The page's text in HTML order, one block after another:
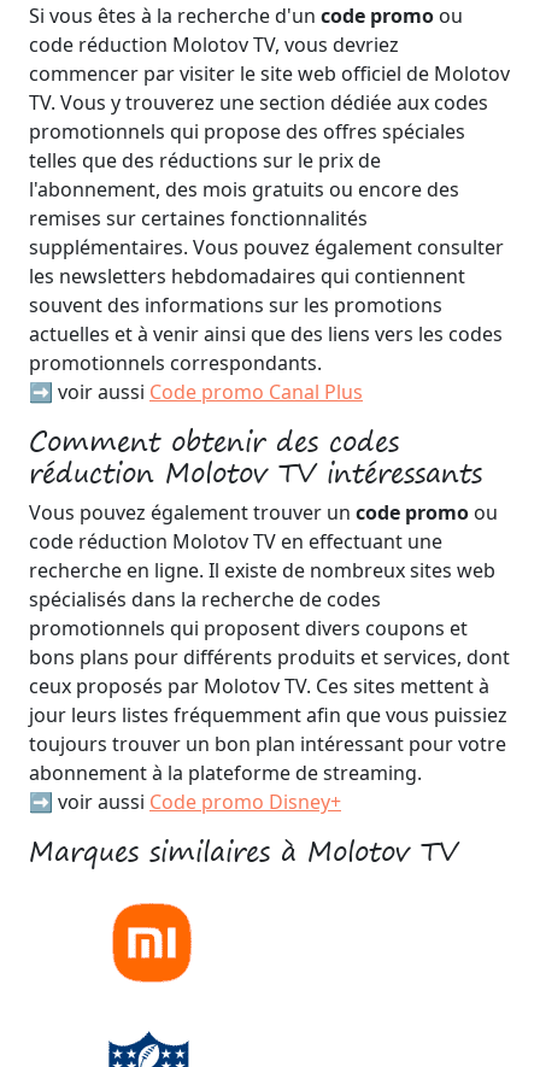
Si vous êtes à la recherche d'un code promo ou
code réduction Molotov TV, vous devriez
commencer par visiter le site web officiel de Molotov
TV. Vous y trouverez une section dédiée aux codes
promotionnels qui propose des offres spéciales
telles que des réductions sur le prix de
l'abonnement, des mois gratuits ou encore des
remises sur certaines fonctionnalités
supplémentaires. Vous pouvez également consulter
les newsletters hebdomadaires qui contiennent
souvent des informations sur les promotions
actuelles et à venir ainsi que des liens vers les codes
promotionnels correspondants.
➡️ voir aussi Code promo Canal Plus
Comment obtenir des codes
réduction Molotov TV intéressants
Vous pouvez également trouver un code promo ou
code réduction Molotov TV en effectuant une
recherche en ligne. Il existe de nombreux sites web
spécialisés dans la recherche de codes
promotionnels qui proposent divers coupons et
bons plans pour différents produits et services, dont
ceux proposés par Molotov TV. Ces sites mettent à
jour leurs listes fréquemment afin que vous puissiez
toujours trouver un bon plan intéressant pour votre
abonnement à la plateforme de streaming.
➡️ voir aussi Code promo Disney+
Marques similaires à Molotov TV